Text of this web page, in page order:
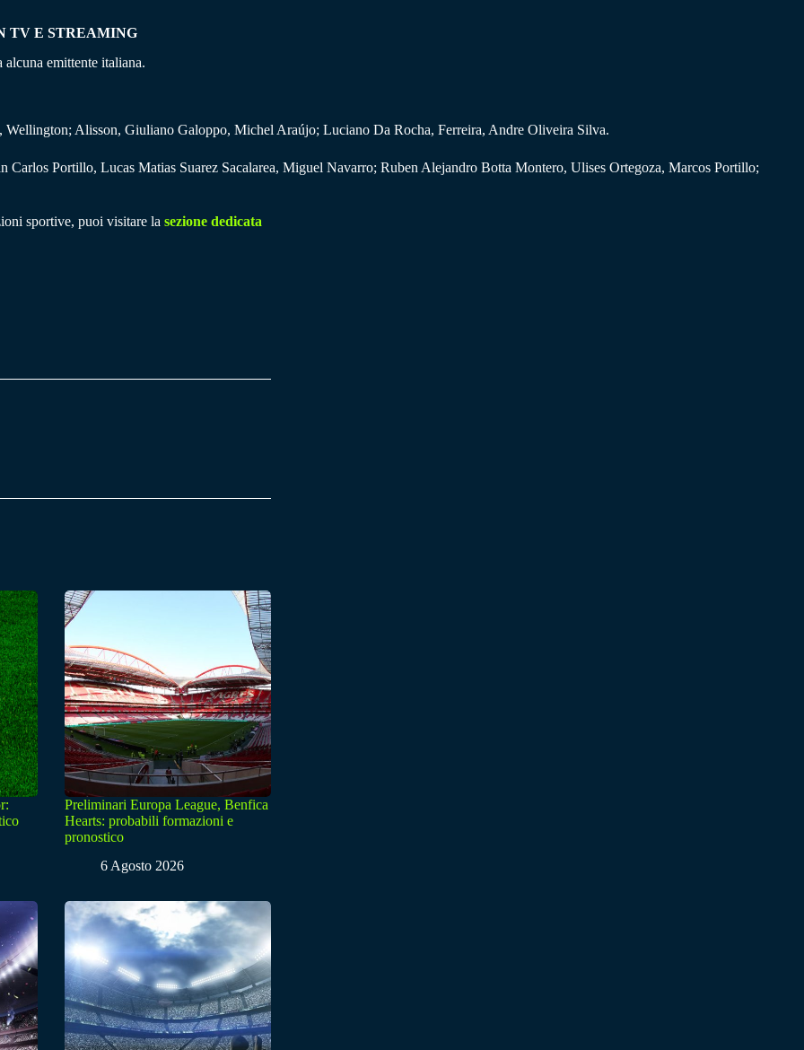
TV E STREAMING
alcuna emittente italiana.
Alisson, Giuliano Galoppo, Michel Araújo; Luciano Da Rocha, Ferreira, Andre Oliveira Silva.
Carlos Portillo, Lucas Matias Suarez Sacalarea, Miguel Navarro; Ruben Alejandro Botta Montero, Ulises Ortegoza, Marcos Portillo;
sportive, puoi visitare la sezione dedicata
Preliminari Europa League, Benfica
Hearts: probabili formazioni e
pronostico
6 Agosto 2026